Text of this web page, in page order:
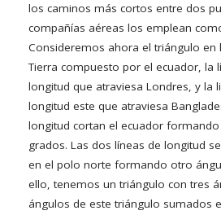
los caminos más cortos entre dos
compañías aéreas los emplean
Consideremos ahora el triángulo en
Tierra compuesto por el ecuador, la
longitud que atraviesa Londres, y la
longitud este que atraviesa
longitud cortan el ecuador
grados. Las dos líneas de longitud
en el polo norte formando otro
ello, tenemos un triángulo con tres
ángulos de este triángulo sumados